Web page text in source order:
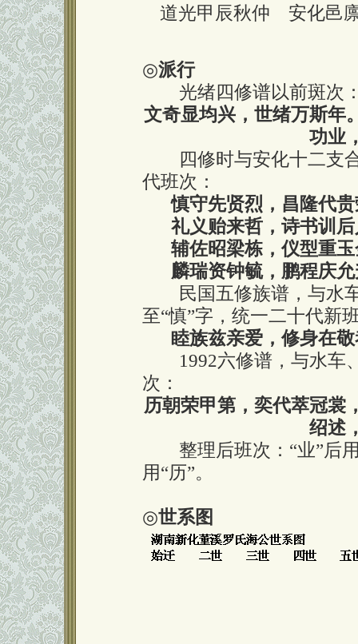
道光甲辰秋仲 安化邑
◎派行
光绪四修谱以前斑次
文奇显均兴，世绪万斯年
功业
四修时与安化十二支合
代班次：
慎守先贤烈，昌隆代
礼义贻来哲，诗书训
辅佐昭梁栋，仪型重
麟瑞资钟毓，鹏程庆
民国五修族谱，与水车
至“慎”字，统一二十代新
睦族兹亲爱，修身在
1992六修谱，与水车
次：
历朝荣甲第，奕代萃冠裳
绍述
整理后班次：“业”后用
用“历”。
◎世系图